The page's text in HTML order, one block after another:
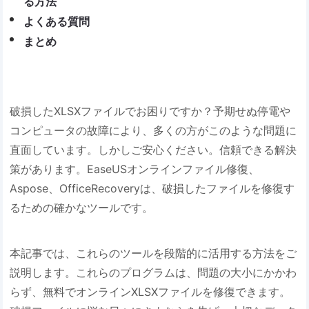
よくある質問
まとめ
破損したXLSXファイルでお困りですか？予期せぬ停電や
コンピュータの故障により、多くの方がこのような問題に
直面しています。しかしご安心ください。信頼できる解決
策があります。EaseUSオンラインファイル修復、
Aspose、OfficeRecoveryは、破損したファイルを修復す
るための確かなツールです。
本記事では、これらのツールを段階的に活用する方法をご
説明します。これらのプログラムは、問題の大小にかかわ
らず、無料でオンラインXLSXファイルを修復できます。